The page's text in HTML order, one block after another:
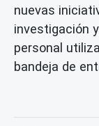
nuevas
investigación
personal
bandeja de